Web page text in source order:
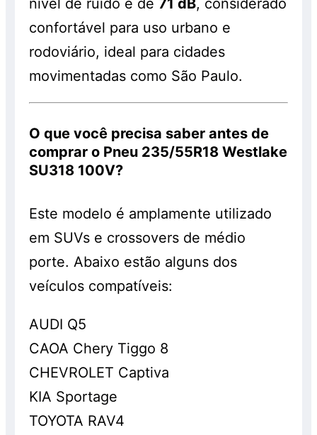
nível de ruído é de71 dB, considerado
confortável para uso urbano e
rodoviário, ideal para cidades
movimentadas como São Paulo.
O que você precisa saber antes de
comprar o Pneu 235/55R18 Westlake
SU318 100V?
Este modelo é amplamente utilizado
em SUVs e crossovers de médio
porte. Abaixo estão alguns dos
veículos compatíveis:
AUDI Q5
CAOA Chery Tiggo 8
CHEVROLET Captiva
KIA Sportage
TOYOTA RAV4